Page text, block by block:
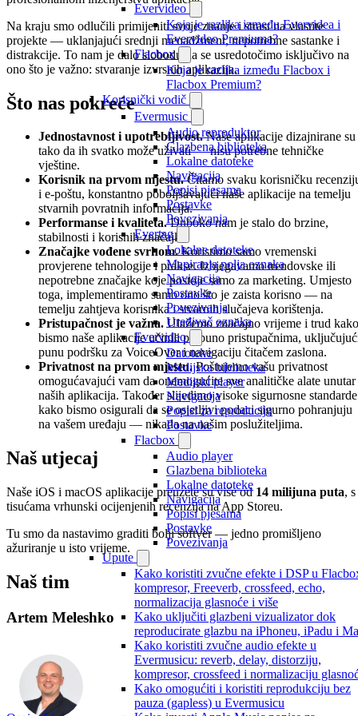
Evervideo
Koja je razlika između Evervidea i
Evervideo Premiuma?
Flacbox
Koja je razlika između Flacbox i
Flacbox Premium?
Korisnički vodič
Evermusic
Audio reproduktor
Glazbena biblioteka
Lokalne datoteke
Navigacija
Popisi pjesama
Postavke
Povezivanja
Evertag
Lokalne datoteke
Mapiranja polja oznaka
Navigacija
Postavke
Povezivanja
Uređivač oznaka
Evervideo
Datoteke
Medijska biblioteka
Medijski player
Navigacija
Popisi za reproduciju
Postavke
Flacbox
Audio player
Glazbena biblioteka
Lokalne datoteke
Navigacija
Popisi pjesama
Postavke
Povezivanja
Upute
Kako koristiti zvučne efekte i DSP u
kompresor, Freeverb, crossfeed, echo,
normalizacija glasnoće i više
Kako uključiti glazbeni vizualizator dok
reproducirate glazbu na iPhoneu, iPadu i
Kako koristiti zvučne audio efekte u
Evermusicu: reverb, delay, distorziju,
kompresor, crossfeed i normalizaciju
Kako omogućiti i koristiti reprodukciju bez
pauza (gapless) u Evermusicu
Na kraju smo odlučili primijeniti svoje znanje i strast na vlastite
projekte — uklanjajući srednji menadžment, nepotrebne sastanke i
distrakcije. To nam je dalo slobodu da se usredotočimo isključivo na
ono što je važno: stvaranje izvrsnih aplikacija.
Što nas pokreće
Jednostavnost i upotrebljivost.Naše aplikacije dizajnirane su
tako da ih svatko može uživati — nisu potrebne tehničke
vještine.
Korisnik na prvom mjestu.Čitamo svaku korisničku
i e-poštu, konstantno poboljšavajući naše aplikacije na temelju
stvarnih povratnih informacija.
Performanse i kvaliteta.Duboko nam je stalo do brzine,
stabilnosti i korisnih značajki.
Značajke vođene svrhom.Koristimo samo vremenski
provjerene tehnologije i prakse. Izbjegavamo trendovske ili
nepotrebne značajke koje postoje samo za marketing. Umjesto
toga, implementiramo samo ono što je zaista korisno — na
temelju zahtjeva korisnika i stvarnih slučajeva korištenja.
Pristupačnost je važna.Ulažemo značajno vrijeme i trud kako
bismo naše aplikacije učinili potpuno pristupačnima,
punu podršku za VoiceOver i navigaciju čitačem zaslona.
Privatnost na prvom mjestu.Poštujemo vašu privatnost
omogućavajući vam da onemogućite sve analitičke alate unutar
naših aplikacija. Također slijedimo visoke sigurnosne standarde
kako bismo osigurali da se osjetljivi podaci sigurno pohranjuju
na vašem uređaju — nikada na našim poslužiteljima.
Naš utjecaj
Naše iOS i macOS aplikacije preuzete su više od 14 milijuna puta, s
tisućama vrhunski ocijenjenih recenzija na App Storeu.
Tu smo da nastavimo graditi bolji softver — jedno promišljeno
ažuriranje u isto vrijeme.
Naš tim
Artem Meleshko